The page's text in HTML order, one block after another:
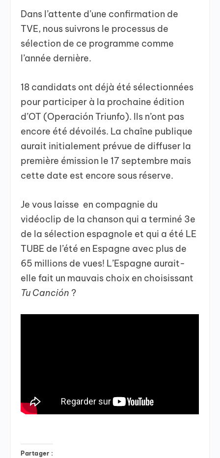
Dans l’attente d’une confirmation de
TVE, nous suivrons le processus de
sélection de ce programme comme
l’année dernière.
18 candidats ont déjà été sélectionnées
pour participer à la prochaine édition
d’OT (Operación Triunfo). Ils n’ont pas
encore été dévoilés. La chaîne publique
aurait initialement prévue de diffuser la
première émission le 17 septembre mais
cette date est encore sous réserve.
Je vous laisse en compagnie du
vidéoclip de la chanson qui a terminé 3e
de la sélection espagnole et qui a été LE
TUBE de l’été en Espagne avec plus de
65 millions de vues! L’Espagne aurait-
elle fait un mauvais choix en choisissant
Tu Canción ?
Partager :